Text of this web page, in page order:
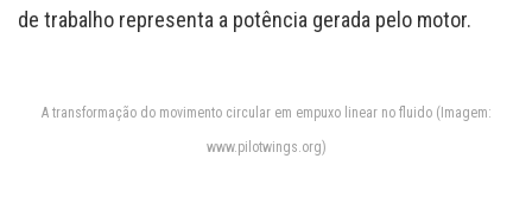
de trabalho representa a potência gerada pelo motor.
A transformação do movimento circular em empuxo linear no fluido (Imagem:
www.pilotwings.org)